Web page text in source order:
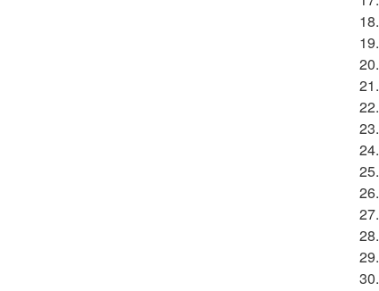
18.
19.
20.
21.
22.
23.
24.
25.
26.
27.
28.
29.
30.